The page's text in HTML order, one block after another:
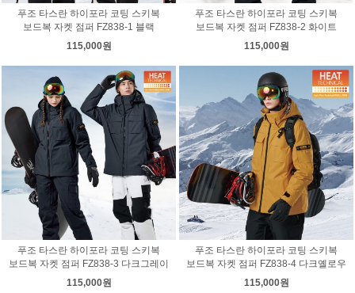
푸조 타스란 하이포라 코팅 스키복
보드복 자켓 점퍼 FZ838-1 블랙
115,000원
푸조 타스란 하이포라 코팅 스키복
보드복 자켓 점퍼 FZ838-2 화이트
115,000원
푸조 타스란 하이포라 코팅 스키복
보드복 자켓 점퍼 FZ838-3 다크그레이
115,000원
푸조 타스란 하이포라 코팅 스키복
보드복 자켓 점퍼 FZ838-4 다크옐로우
115,000원